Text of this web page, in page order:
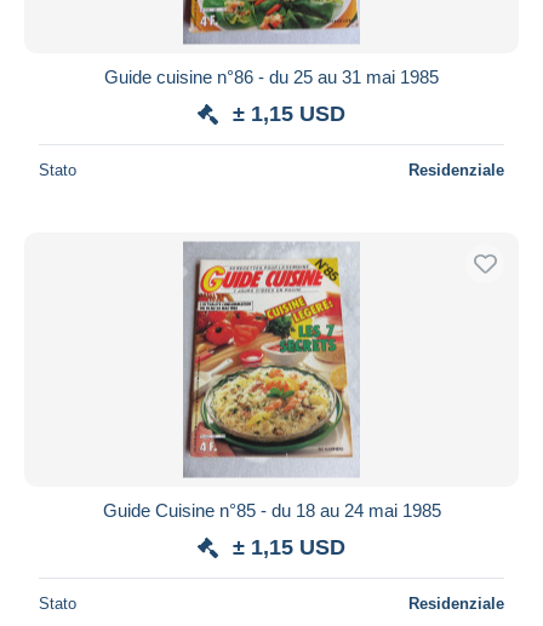
Guide cuisine n°86 - du 25 au 31 mai 1985
± 1,15 USD
Stato Residenziale
Guide Cuisine n°85 - du 18 au 24 mai 1985
± 1,15 USD
Stato Residenziale